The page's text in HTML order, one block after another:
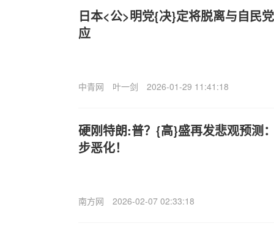
日本<公>明党{决}定将脱离与自民
应
中青网 叶一剑 2026-01-29 11:41:18
硬刚特朗:普？{高}盛再发悲观预测
步恶化！
南方网 2026-02-07 02:33:18